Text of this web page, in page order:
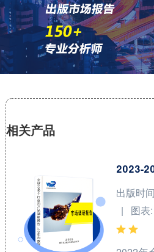
相关产品
2023-
出版时
| 图表: